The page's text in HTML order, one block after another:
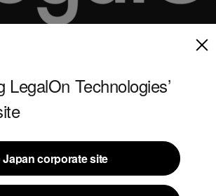
Technologies’
corporate site
corporate site